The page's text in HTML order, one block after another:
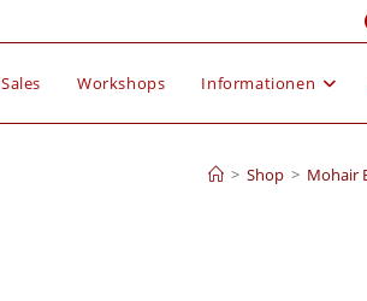
Sales Workshops Informationen
> Shop > Mohair